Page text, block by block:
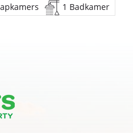
Slaapkamers 1 Badkamer